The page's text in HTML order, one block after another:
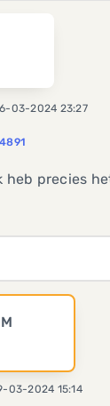
03-2024 23:27
heb precies
03-2024 15:14